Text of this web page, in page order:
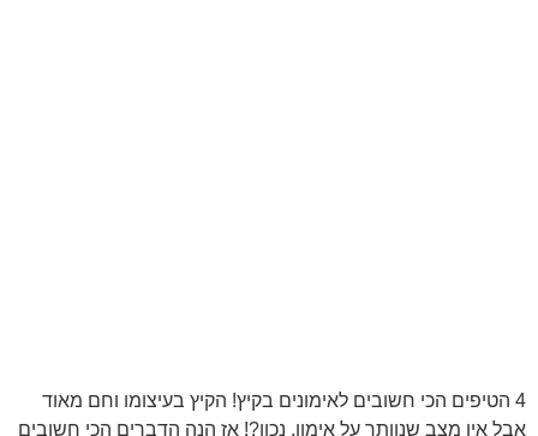
4 הטיפים הכי חשובים לאימונים בקיץ! הקיץ בעיצומו וחם מאוד
אבל אין מצב שנוותר על אימון, נכון?! אז הנה הדברים הכי חשובים